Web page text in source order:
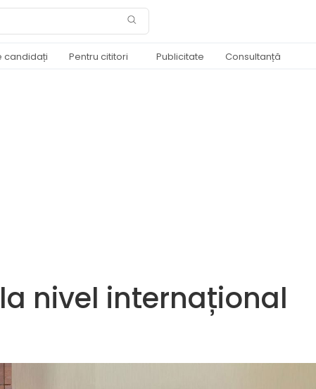
candidați Pentru cititori Publicitate Consultanță
nivel internațional